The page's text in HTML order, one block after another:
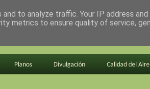
Planos Divulgación Calidad del Aire
to analyze traffic. Your IP address
metrics to ensure quality of service,